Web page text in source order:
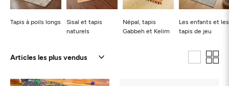
Tapis à poils longs
Sisal et tapis
naturels
Les enfants et les
tapis de jeu
Népal, tapis
Gabbeh et Kelim